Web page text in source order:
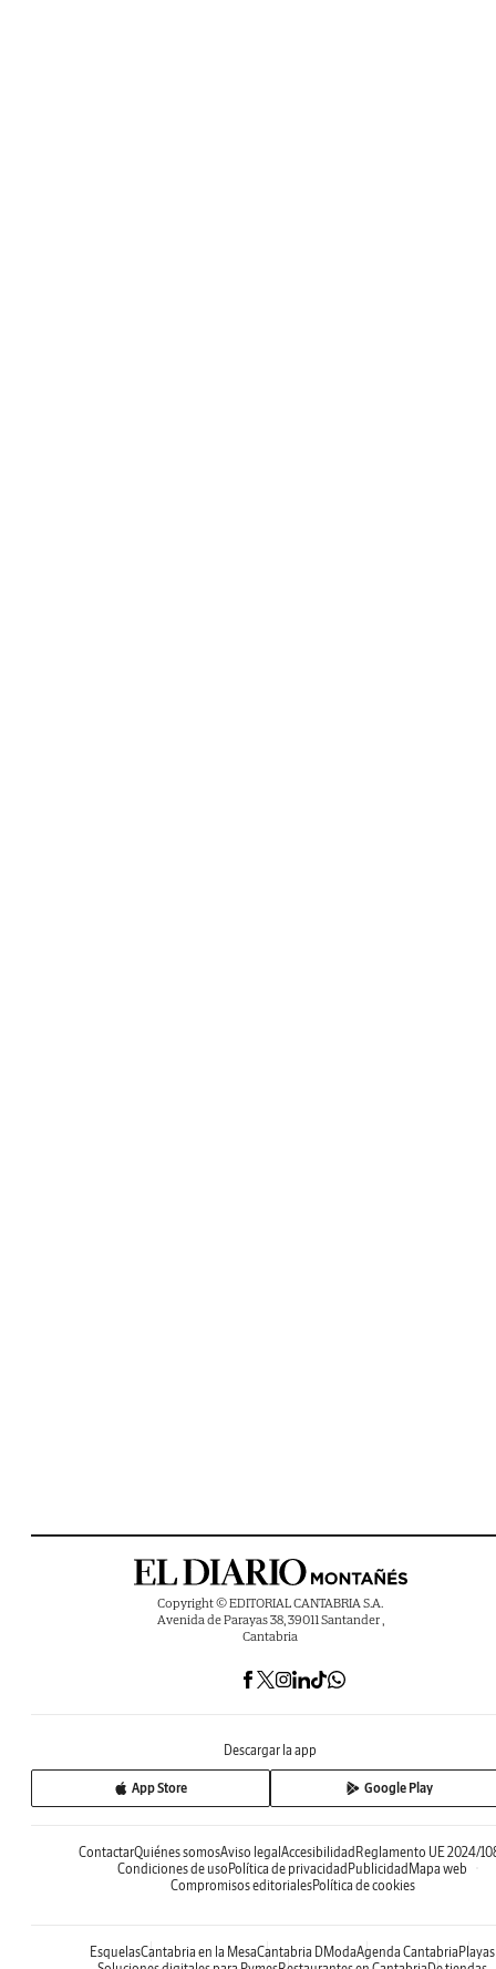
Copyright © EDITORIAL CANTABRIA S.A.
Avenida de Parayas 38, 39011 Santander ,
Cantabria
Descargar la app
App Store Google Play
ContactarQuiénes somosAviso legalAccesibilidadReglamento UE 2024/
Condiciones de usoPolítica de privacidadPublicidadMapa web
Compromisos editorialesPolítica de cookies
EsquelasCantabria en la MesaCantabria DModaAgenda CantabriaPlayas